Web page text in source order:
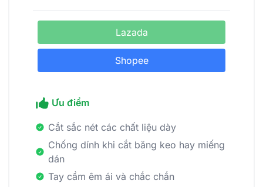
Lazada
Shopee
Ưu điểm
Cắt sắc nét các chất liệu dày
Chống dính khi cắt băng keo hay miếng
dán
Tay cầm êm ái và chắc chắn